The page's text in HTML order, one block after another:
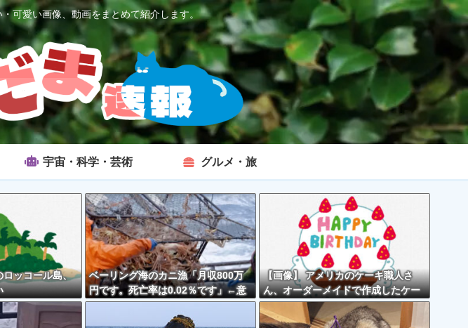
可愛い画像、動画をまとめて紹介します。
宇宙・科学・芸術 グルメ・旅
ロッコール島、
ベーリング海のカニ漁「月収800万
円です。死亡率は0.02％です」←意
外とそんな悪くなくない？？？
【画像】 アメリカのケーキ職人さ
ん、オーダーメイドで作成したケー
キが精子っぽくて炎上してしまう